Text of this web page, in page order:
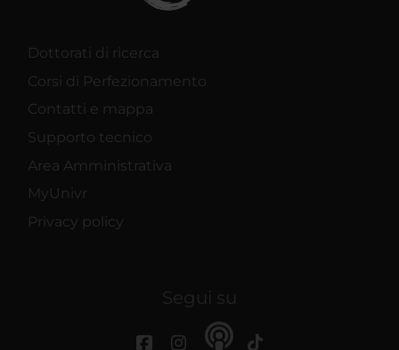
Dottorati di ricerca
Corsi di Perfezionamento
Contatti e mappa
Supporto tecnico
Area Amministrativa
MyUnivr
Privacy policy
Segui su